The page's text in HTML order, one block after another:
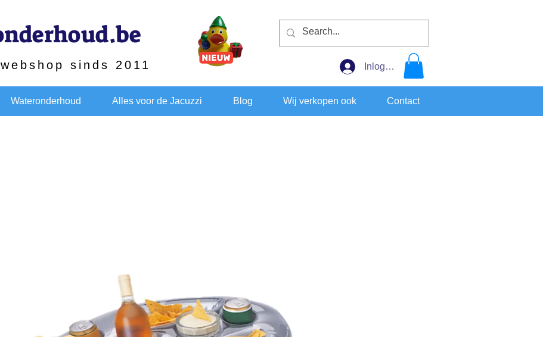
sinds 2011 Inloggen
Wateronderhoud Alles voor de Jacuzzi Blog Wij verkopen ook Contact